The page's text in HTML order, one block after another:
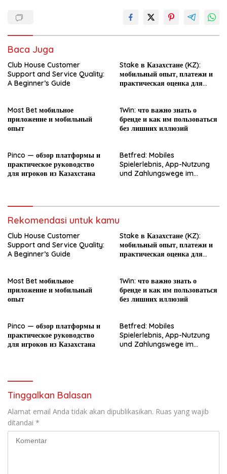
Baca Juga
Club House Customer
Support and Service Quality:
A Beginner’s Guide
Stake в Казахстане (KZ):
мобильный опыт, платежи и
практическая оценка для
Most Bet мобильное
приложение и мобильный
опыт
1Win: что важно знать о
бренде и как им пользоваться
без лишних иллюзий
Pinco — обзор платформы и
практическое руководство
для игроков из Казахстана
Betfred: Mobiles
Spielerlebnis, App-Nutzung
und Zahlungswege im
Rekomendasi untuk kamu
Club House Customer
Support and Service Quality:
A Beginner’s Guide
Stake в Казахстане (KZ):
мобильный опыт, платежи и
практическая оценка для
Most Bet мобильное
приложение и мобильный
опыт
1Win: что важно знать о
бренде и как им пользоваться
без лишних иллюзий
Pinco — обзор платформы и
практическое руководство
для игроков из Казахстана
Betfred: Mobiles
Spielerlebnis, App-Nutzung
und Zahlungswege im
Tinggalkan Balasan
Alamat email Anda tidak akan dipublikasikan. Ruas yang wajib
ditandai *